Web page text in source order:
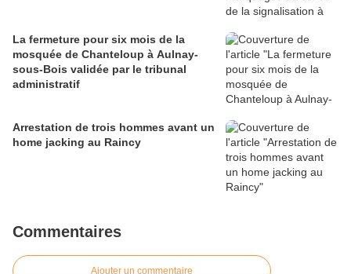
La fermeture pour six mois de la
mosquée de Chanteloup à Aulnay-
sous-Bois validée par le tribunal
administratif
Arrestation de trois hommes avant un
home jacking au Raincy
Commentaires
Ajouter un commentaire